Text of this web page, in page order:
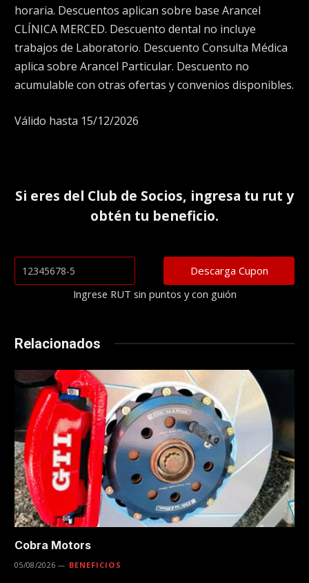
horaria. Descuentos aplican sobre base Arancel
CLÍNICA MERCED. Descuento dental no incluye
trabajos de Laboratorio. Descuento Consulta Médica
aplica sobre Arancel Particular. Descuento no
acumulable con otras ofertas y convenios disponibles.
Válido hasta 15/12/2026
Si eres del Club de Socios, ingresa tu rut y
obtén tu beneficio.
Ingrese RUT sin puntos y con guión
Relacionados
Cobra Motors
05/08/2026 BENEFICIOS